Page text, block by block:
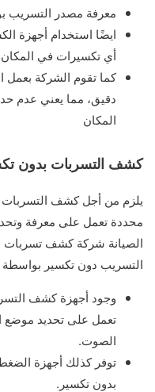
معرفة مصدر التسريب
ايضًا استخدام أجهزة
أي تكسيرات في
كما تقوم الشركة بعمل
دقيق، مما يعني عدم
المكان
كشف التسربات بدون
يلزم من أجل كشف التسربات
محددة تعمل على معرفة
الصيانة شركة كشف تسربات
التسريب دون تكسير
وجود أجهزة كشف
تعمل على تحديد موضع
الصوت.
توفر كذلك أجهزة
بدون تكسير.